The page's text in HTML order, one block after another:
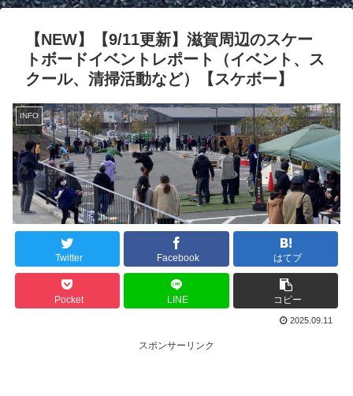
【NEW】【9/11更新】滋賀周辺のスケー
トボードイベントレポート（イベント、ス
クール、清掃活動など）【スケボー】
INFO
Twitter Facebook はてブ
Pocket LINE コピー
2025.09.11
スポンサーリンク